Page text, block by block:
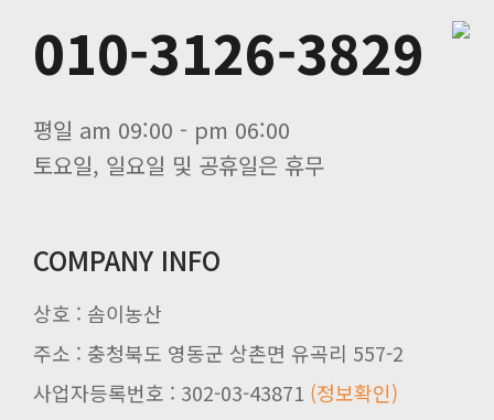
010-3126-3829
평일 am 09:00 - pm 06:00
토요일, 일요일 및 공휴일은 휴무
COMPANY INFO
상호 : 솜이농산
주소 : 충청북도 영동군 상촌면 유곡리 557-2
사업자등록번호 : 302-03-43871 (정보확인)